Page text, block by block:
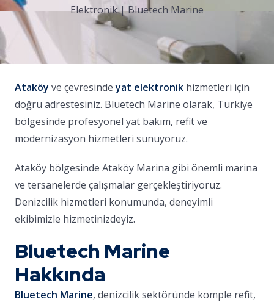
Elektronik | Bluetech Marine
Ataköy ve çevresindeyat elektronik hizmetleri için
doğru adrestesiniz. Bluetech Marine olarak, Türkiye
bölgesinde profesyonel yat bakım, refit ve
modernizasyon hizmetleri sunuyoruz.
Ataköy bölgesinde Ataköy Marina gibi önemli marina
ve tersanelerde çalışmalar gerçekleştiriyoruz.
Denizcilik hizmetleri konumunda, deneyimli
ekibimizle hizmetinizdeyiz.
Bluetech Marine
Hakkında
Bluetech Marine, denizcilik sektöründe komple refit,